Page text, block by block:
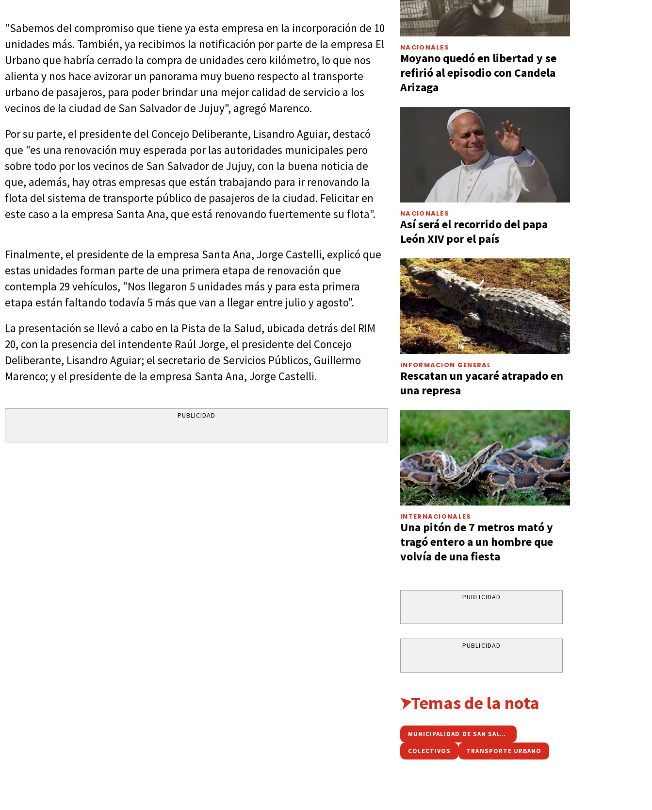
"Sabemos del compromiso que tiene ya esta empresa en la incorporación de 10
unidades más. También, ya recibimos la notificación por parte de la empresa El
Urbano que habría cerrado la compra de unidades cero kilómetro, lo que nos
alienta y nos hace avizorar un panorama muy bueno respecto al transporte
urbano de pasajeros, para poder brindar una mejor calidad de servicio a los
vecinos de la ciudad de San Salvador de Jujuy", agregó Marenco.
Por su parte, el presidente del Concejo Deliberante, Lisandro Aguiar, destacó
que "es una renovación muy esperada por las autoridades municipales pero
sobre todo por los vecinos de San Salvador de Jujuy, con la buena noticia de
que, además, hay otras empresas que están trabajando para ir renovando la
flota del sistema de transporte público de pasajeros de la ciudad. Felicitar en
este caso a la empresa Santa Ana, que está renovando fuertemente su flota".
Finalmente, el presidente de la empresa Santa Ana, Jorge Castelli, explicó que
estas unidades forman parte de una primera etapa de renovación que
contempla 29 vehículos, "Nos llegaron 5 unidades más y para esta primera
etapa están faltando todavía 5 más que van a llegar entre julio y agosto".
La presentación se llevó a cabo en la Pista de la Salud, ubicada detrás del RIM
20, con la presencia del intendente Raúl Jorge, el presidente del Concejo
Deliberante, Lisandro Aguiar; el secretario de Servicios Públicos, Guillermo
Marenco; y el presidente de la empresa Santa Ana, Jorge Castelli.
PUBLICIDAD
NACIONALES
Moyano quedó en libertad y se
refirió al episodio con Candela
Arizaga
NACIONALES
Así será el recorrido del papa
León XIV por el país
INFORMACIÓN GENERAL
Rescatan un yacaré atrapado en
una represa
INTERNACIONALES
Una pitón de 7 metros mató y
tragó entero a un hombre que
volvía de una fiesta
PUBLICIDAD
PUBLICIDAD
Temas de la nota
MUNICIPALIDAD DE SAN SALVADOR
COLECTIVOS TRANSPORTE URBANO